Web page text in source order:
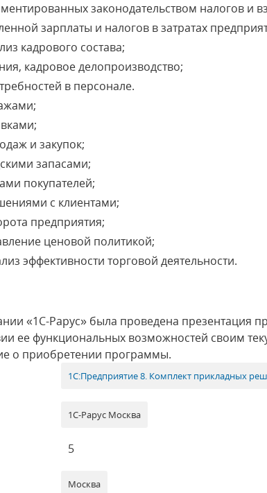
законодательством налогов и
зарплаты и налогов в затратах
кадрового состава;
кадровое делопроизводство;
в персонале.
и закупок;
запасами;
покупателей;
с клиентами;
предприятия;
ценовой политикой;
эффективности торговой деятельности.
«1С-Рарус» была проведена презентация
ее функциональных возможностей своим
о приобретении программы.
1С:Предприятие 8. Комплект прикладных
1С-Рарус Москва
5
Москва